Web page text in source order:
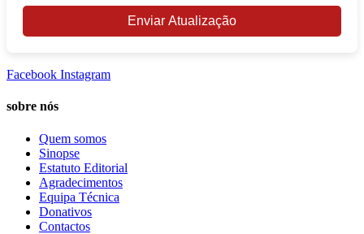
Enviar Atualização
Facebook Instagram
sobre nós
Quem somos
Sinopse
Estatuto Editorial
Agradecimentos
Equipa Técnica
Donativos
Contactos